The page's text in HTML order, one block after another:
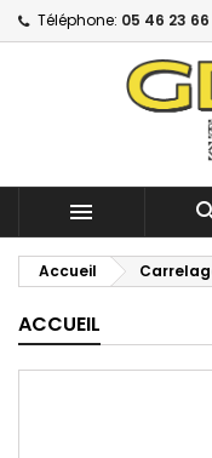
Téléphone: 05 46 23

Accueil
ACCUEIL